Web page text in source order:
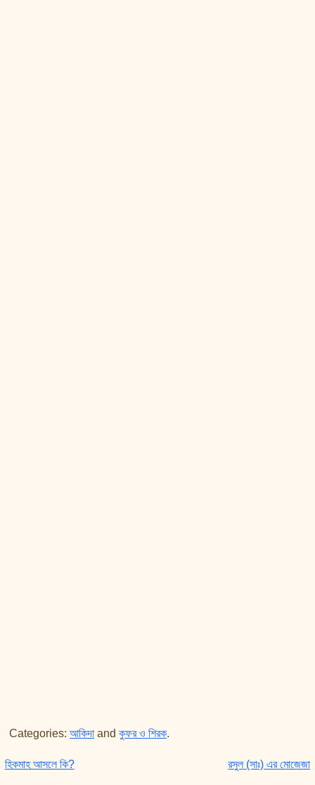
Categories: আকিদা andকুফর ও শিরক.
Post navigation
হিকমাহ আসলে কি? রসুল (সাঃ) এর মোজেজা